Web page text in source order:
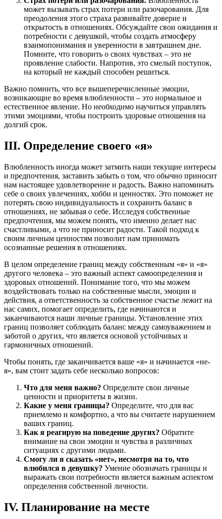
может вызывать страх потери или разочарования. Для
преодоления этого страха развивайте доверие и
открытость в отношениях. Обсуждайте свои ожидания и
потребности с девушкой, чтобы создать атмосферу
взаимопонимания и уверенности в завтрашнем дне.
Помните, что говорить о своих чувствах – это не
проявление слабости. Напротив, это смелый поступок,
на который не каждый способен решиться.
Важно помнить, что все вышеперечисленные эмоции,
возникающие во время влюбленности – это нормальное и
естественное явление. Но необходимо научиться управлять
этими эмоциями, чтобы построить здоровые отношения на
долгий срок.
III. Определение своего «я»
Влюбленность иногда может затмить наши текущие интересы
и предпочтения, заставить забыть о том, что обычно приносит
нам настоящее удовлетворение и радость. Важно напоминать
себе о своих увлечениях, хобби и ценностях. Это поможет не
потерять свою индивидуальность и сохранить баланс в
отношениях, не забывая о себе. Исследуя собственные
предпочтения, мы можем понять, что именно делает нас
счастливыми, а что не приносит радости. Такой подход к
своим личным ценностям позволит нам принимать
осознанные решения в отношениях.
В целом определение границ между собственным «я» и «я»
другого человека – это важный аспект самоопределения и
здоровых отношений. Понимание того, что мы можем
воздействовать только на собственные мысли, эмоции и
действия, а ответственность за собственное счастье лежит на
нас самих, помогает определить, где начинаются и
заканчиваются наши личные границы. Установление этих
границ позволяет соблюдать баланс между самоуважением и
заботой о других, что является основой устойчивых и
гармоничных отношений.
Чтобы понять, где заканчивается ваше «я» и начинается «не-
я», вам стоит задать себе несколько вопросов:
Что для меня важно? Определите свои личные
ценности и приоритеты в жизни.
Какие у меня границы? Определите, что для вас
приемлемо и комфортно, а что вы считаете нарушением
ваших границ.
Как я реагирую на поведение других? Обратите
внимание на свои эмоции и чувства в различных
ситуациях с другими людьми.
Смогу ли я сказать «нет», несмотря на то, что
влюбился в девушку? Умение обозначать границы и
выражать свои потребности является важным аспектом
определения собственной личности.
IV. Планирование на месте